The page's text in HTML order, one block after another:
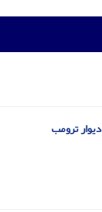
ترومب